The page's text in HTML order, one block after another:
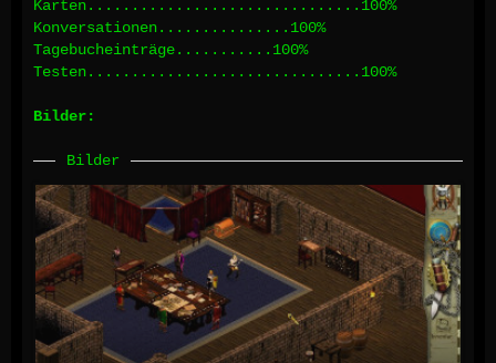
Karten...............................100%
Konversationen...............100%
Tagebucheinträge...........100%
Testen...............................100%
Bilder:
Bilder